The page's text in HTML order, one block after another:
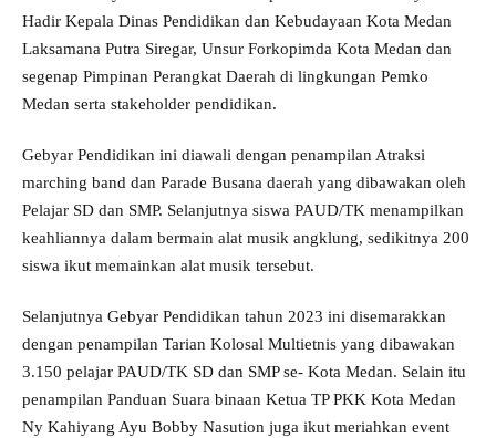
Hadir Kepala Dinas Pendidikan dan Kebudayaan Kota Medan
Laksamana Putra Siregar, Unsur Forkopimda Kota Medan dan
segenap Pimpinan Perangkat Daerah di lingkungan Pemko
Medan serta stakeholder pendidikan.
Gebyar Pendidikan ini diawali dengan penampilan Atraksi
marching band dan Parade Busana daerah yang dibawakan oleh
Pelajar SD dan SMP. Selanjutnya siswa PAUD/TK menampilkan
keahliannya dalam bermain alat musik angklung, sedikitnya 200
siswa ikut memainkan alat musik tersebut.
Selanjutnya Gebyar Pendidikan tahun 2023 ini disemarakkan
dengan penampilan Tarian Kolosal Multietnis yang dibawakan
3.150 pelajar PAUD/TK SD dan SMP se- Kota Medan. Selain itu
penampilan Panduan Suara binaan Ketua TP PKK Kota Medan
Ny Kahiyang Ayu Bobby Nasution juga ikut meriahkan event